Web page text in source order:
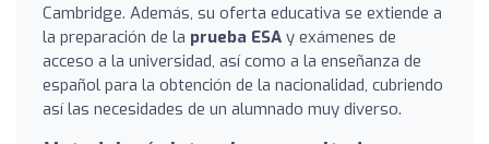
Cambridge. Además, su oferta educativa se extiende a
la preparación de la prueba ESA y exámenes de
acceso a la universidad, así como a la enseñanza de
español para la obtención de la nacionalidad, cubriendo
así las necesidades de un alumnado muy diverso.